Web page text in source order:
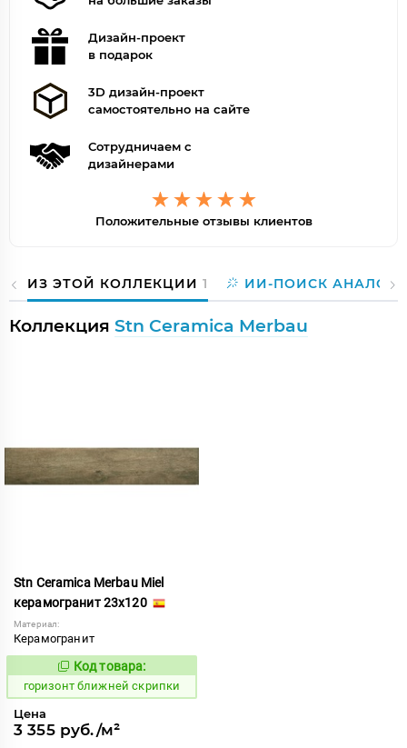
Дизайн-проект
в подарок
3D дизайн-проект
самостоятельно на сайте
Сотрудничаем с
дизайнерами
Положительные отзывы клиентов
ИЗ ЭТОЙ КОЛЛЕКЦИИ 1 ИИ-ПОИСК
Коллекция Stn Ceramica Merbau
Stn Ceramica Merbau Miel
керамогранит 23x120
Материал:
Керамогранит
297592
Код товара:
горизонт ближней скрипки
Цена
3 355 руб./м²